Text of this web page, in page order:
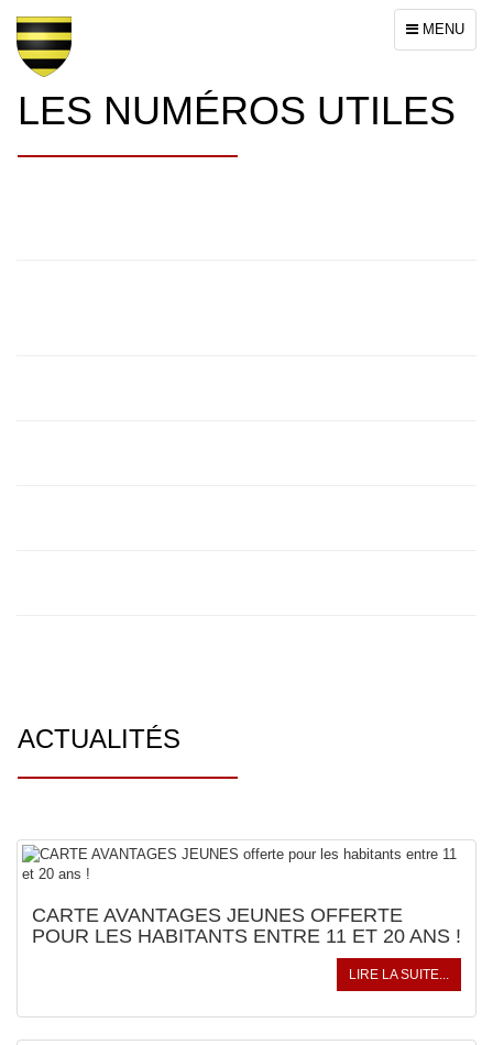
Toggle
navigation
MENU
LES NUMÉROS UTILES
ACTUALITÉS
CARTE AVANTAGES JEUNES OFFERTE
POUR LES HABITANTS ENTRE 11 ET 20 ANS !
LIRE LA SUITE...